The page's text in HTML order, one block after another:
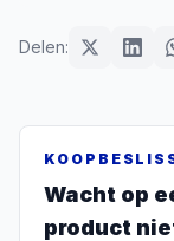
Delen:
Wacht op
product